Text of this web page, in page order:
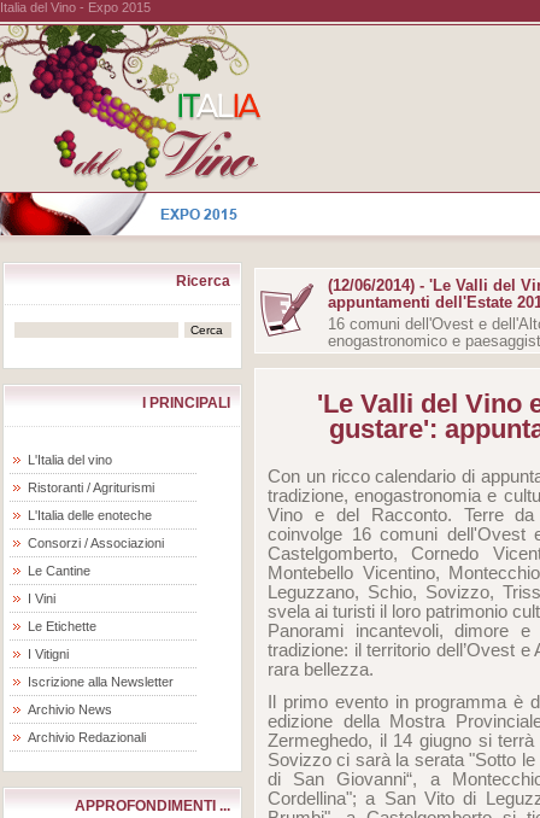
Italia del Vino - Expo 2015
Ricerca
I PRINCIPALI
L'Italia del vino
Ristoranti / Agriturismi
L'Italia delle enoteche
Consorzi / Associazioni
Le Cantine
I Vini
Le Etichette
I Vitigni
Iscrizione alla Newsletter
Archivio News
Archivio Redazionali
APPROFONDIMENTI ...
(12/06/2014) - 'Le Valli del
appuntamenti dell'Estate
16 comuni dell'Ovest e
enogastronomico e
'Le Valli del Vino
gustare':
Con un ricco calendario di
tradizione, enogastronomia e
Vino e del Racconto. Terre
coinvolge 16 comuni dell'Ovest
Castelgomberto, Cornedo
Montebello Vicentino,
Leguzzano, Schio, Sovizzo,
svela ai turisti il loro patrimonio
Panorami incantevoli, dimore
tradizione: il territorio dell’Ovest
rara bellezza.
Il primo evento in programma è
edizione della Mostra
Zermeghedo, il 14 giugno si
Sovizzo ci sarà la serata "Sotto
di San Giovanni“, a
Cordellina"; a San Vito di